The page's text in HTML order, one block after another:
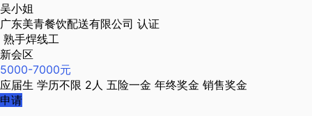
吴小姐
广东美青餐饮配送有限公司 认证
熟手焊线工
新会区
5000-7000元
应届生 学历不限 2人 五险一金 年终奖金 销售奖金
申请